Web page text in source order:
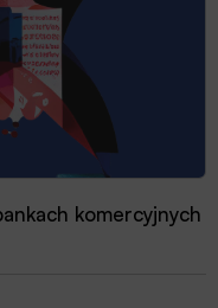
komercyjnych